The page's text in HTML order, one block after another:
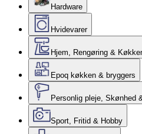
Hardware
Hvidevarer
Hjem, Rengøring &
Epoq køkken & bryggers
Personlig pleje, Skønhed
Sport, Fritid & Hobby